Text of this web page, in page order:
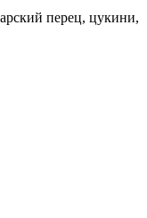
перец, цукини,